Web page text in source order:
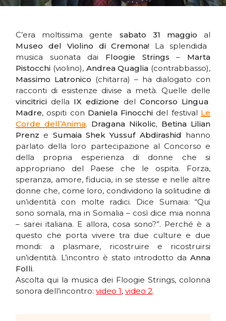
C’era moltissima gente sabato 31 maggio al
Museo del Violino di Cremona! La splendida
musica suonata dai Floogie Strings – Marta
Pistocchi (violino), Andrea Quaglia (contrabbasso),
Massimo Latronico (chitarra) – ha dialogato con
racconti di esistenze divise a metà. Quelle delle
vincitrici della IX edizione del Concorso Lingua
Madre, ospiti con Daniela Finocchi del festival Le
Corde dell’Anima. Dragana Nikolic, Betina Lilian
Prenz e Sumaia Shek Yussuf Abdirashid hanno
parlato della loro partecipazione al Concorso e
della propria esperienza di donne che si
appropriano del Paese che le ospita. Forza,
speranza, amore, fiducia, in se stesse e nelle altre
donne che, come loro, condividono la solitudine di
un’identità con molte radici. Dice Sumaia: “Qui
sono somala, ma in Somalia – così dice mia nonna
– sarei italiana. E allora, cosa sono?”. Perché è a
questo che porta vivere tra due culture e due
mondi: a plasmare, ricostruire e ricostruirsi
un’identità. L’incontro è stato introdotto da Anna
Folli.
Ascolta qui la musica dei Floogie Strings, colonna
sonora dell’incontro:video 1,video 2.